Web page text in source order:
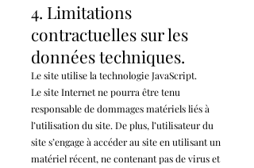
4. Limitations
contractuelles sur les
données techniques.
Le site utilise la technologie JavaScript.
Le site Internet ne pourra être tenu
responsable de dommages matériels liés à
l’utilisation du site. De plus, l’utilisateur du
site s’engage à accéder au site en utilisant un
matériel récent, ne contenant pas de virus et